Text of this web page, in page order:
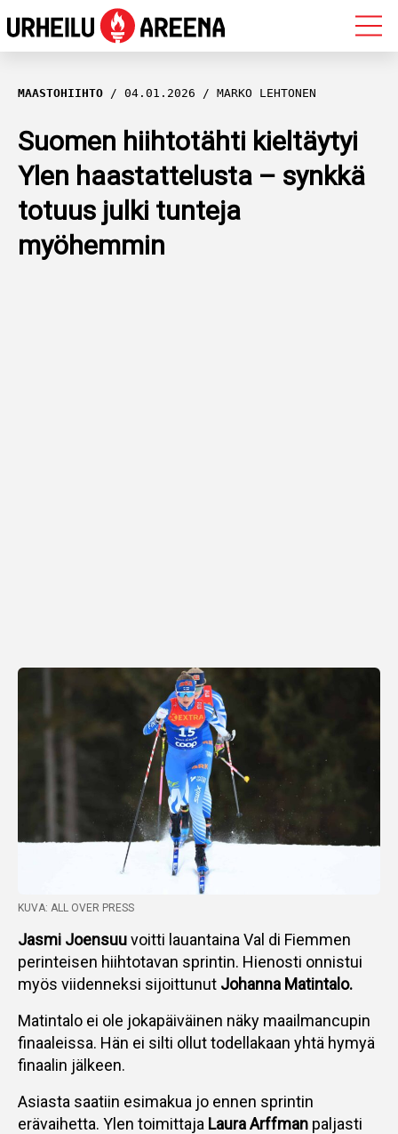
OLYMPIALAISET
MAASTOHIIHTO
AMPUMAHIIHTO
YLEISURHEILU
MAASTOHIIHTO 04.01.2026 MARKO LEHTONEN
Suomen hiihtotähti kieltäytyi
Ylen haastattelusta – synkkä
totuus julki tunteja
myöhemmin
KUVA: ALL OVER PRESS
Jasmi Joensuuvoitti lauantaina Val di Fiemmen
perinteisen hiihtotavan sprintin. Hienosti onnistui
myös viidenneksi sijoittunut Johanna Matintalo.
Matintalo ei ole jokapäiväinen näky maailmancupin
finaaleissa. Hän ei silti ollut todellakaan yhtä hymyä
finaalin jälkeen.
Asiasta saatiin esimakua jo ennen sprintin
erävaihetta. Ylen toimittaja Laura Arffman paljasti